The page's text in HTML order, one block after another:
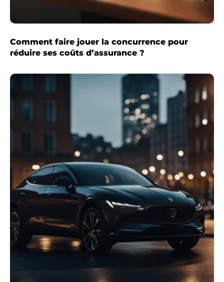
Comment faire jouer la concurrence pour
réduire ses coûts d’assurance ?